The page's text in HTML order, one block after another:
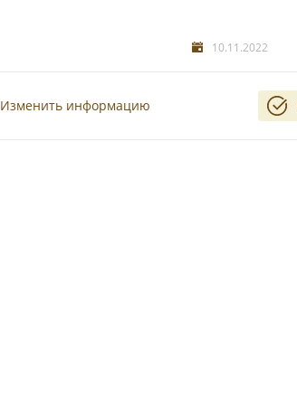
10.11.2022
Изменить информацию